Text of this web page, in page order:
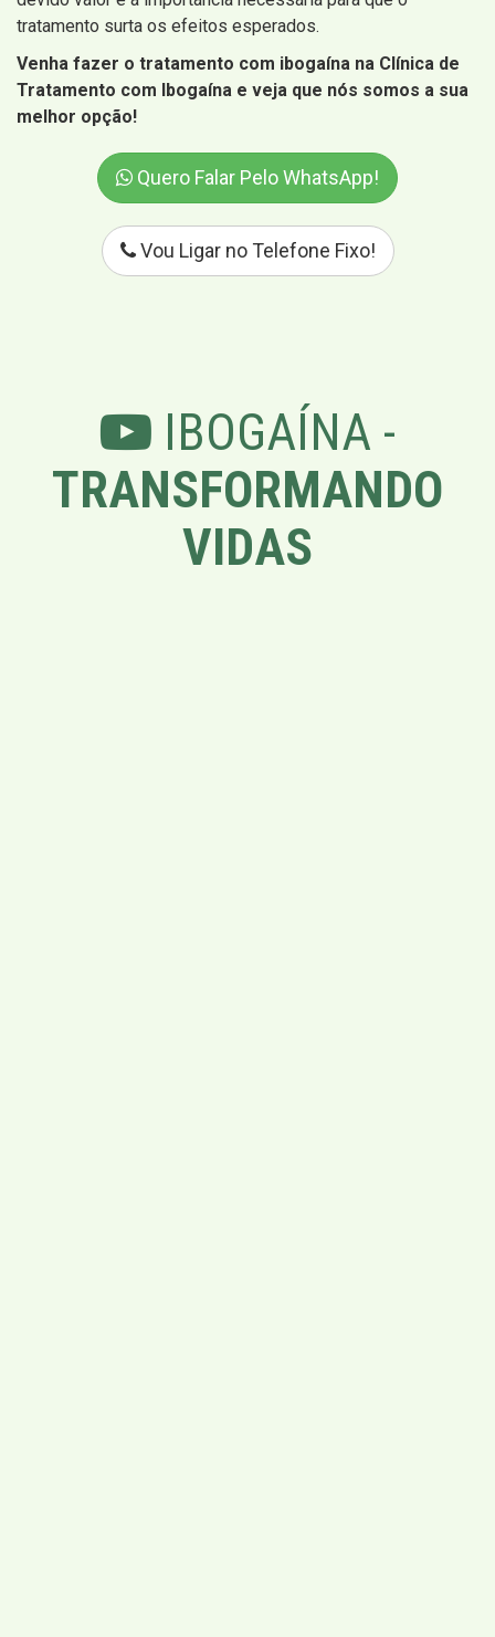
tratamento surta os efeitos esperados.
Venha fazer o tratamento com ibogaína na Clínica de
Tratamento com Ibogaína e veja que nós somos a sua
melhor opção!
Quero Falar Pelo WhatsApp!
Vou Ligar no Telefone Fixo!
IBOGAÍNA -
TRANSFORMANDO
VIDAS